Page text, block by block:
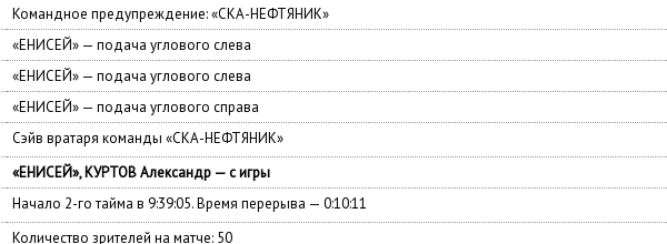
Командное предупреждение: «СКА-НЕФТЯНИК»
«ЕНИСЕЙ» — подача углового слева
«ЕНИСЕЙ» — подача углового слева
«ЕНИСЕЙ» — подача углового справа
Сэйв вратаря команды «СКА-НЕФТЯНИК»
«ЕНИСЕЙ», КУРТОВ Александр — с игры
Начало 2-го тайма в 9:39:05. Время перерыва — 0:10:11
Количество зрителей на матче: 50